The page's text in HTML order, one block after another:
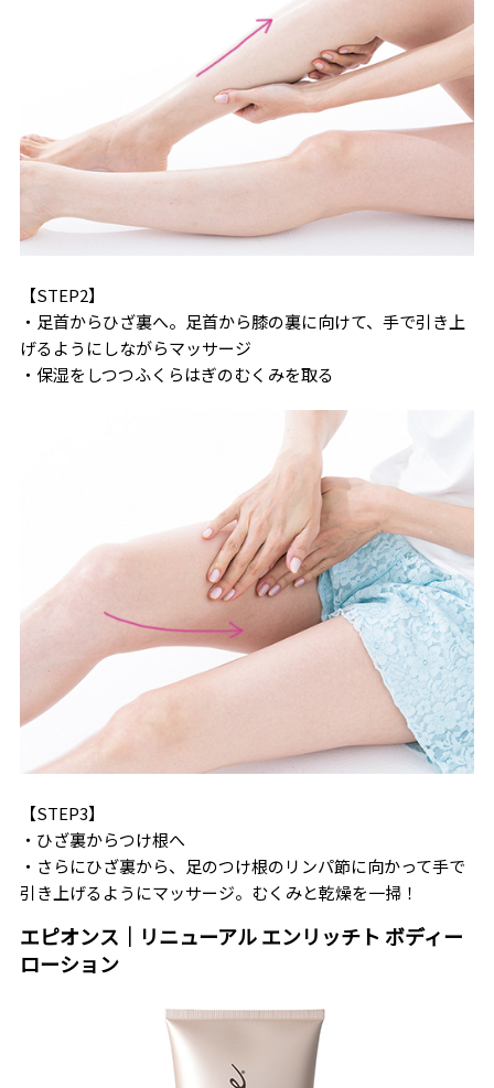
【STEP2】
・足首からひざ裏へ。足首から膝の裏に向けて、手で引き上
げるようにしながらマッサージ
・保湿をしつつふくらはぎのむくみを取る
【STEP3】
・ひざ裏からつけ根へ
・さらにひざ裏から、足のつけ根のリンパ節に向かって手で
引き上げるようにマッサージ。むくみと乾燥を一掃！
エピオンス｜リニューアル エンリッチト ボディー
ローション